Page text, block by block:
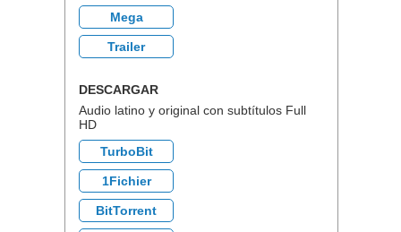
Mega
Trailer
DESCARGAR
Audio latino y original con subtítulos Full
HD
TurboBit
1Fichier
BitTorrent